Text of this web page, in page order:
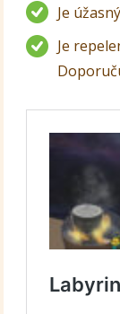
Je
Je